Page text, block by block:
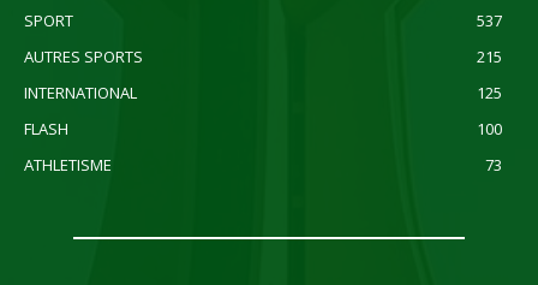
SPORT
537
AUTRES SPORTS
215
INTERNATIONAL
125
FLASH
100
ATHLETISME
73